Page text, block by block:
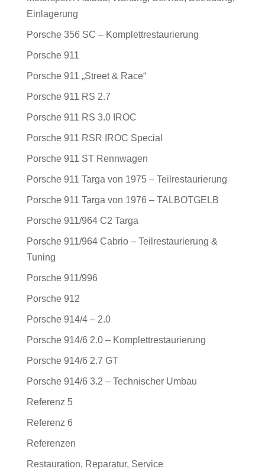
Einlagerung
Porsche 356 SC – Komplettrestaurierung
Porsche 911
Porsche 911 „Street & Race“
Porsche 911 RS 2.7
Porsche 911 RS 3.0 IROC
Porsche 911 RSR IROC Special
Porsche 911 ST Rennwagen
Porsche 911 Targa von 1975 – Teilrestaurierung
Porsche 911 Targa von 1976 – TALBOTGELB
Porsche 911/964 C2 Targa
Porsche 911/964 Cabrio – Teilrestaurierung &
Tuning
Porsche 911/996
Porsche 912
Porsche 914/4 – 2.0
Porsche 914/6 2.0 – Komplettrestaurierung
Porsche 914/6 2.7 GT
Porsche 914/6 3.2 – Technischer Umbau
Referenz 5
Referenz 6
Referenzen
Restauration, Reparatur, Service